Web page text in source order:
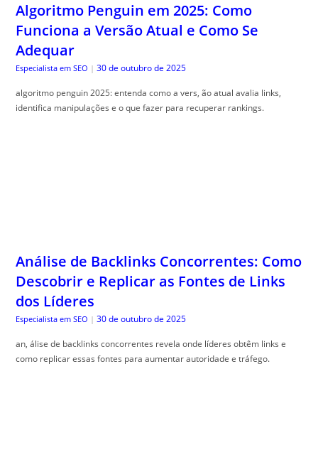
Algoritmo Penguin em 2025: Como
Funciona a Versão Atual e Como Se
Adequar
Especialista em SEO | 30 de outubro de 2025
algoritmo penguin 2025: entenda como a vers, ão atual avalia links,
identifica manipulações e o que fazer para recuperar rankings.
Análise de Backlinks Concorrentes: Como
Descobrir e Replicar as Fontes de Links
dos Líderes
Especialista em SEO | 30 de outubro de 2025
an, álise de backlinks concorrentes revela onde líderes obtêm links e
como replicar essas fontes para aumentar autoridade e tráfego.